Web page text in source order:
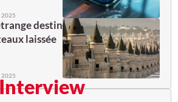
2025
destin
laissée
2025